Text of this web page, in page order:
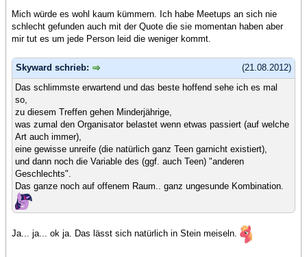
Mich würde es wohl kaum kümmern. Ich habe Meetups an sich nie
schlecht gefunden auch mit der Quote die sie momentan haben aber
mir tut es um jede Person leid die weniger kommt.
(21.08.2012)
Skyward schrieb:
Das schlimmste erwartend und das beste hoffend sehe ich es mal
so,
zu diesem Treffen gehen Minderjährige,
was zumal den Organisator belastet wenn etwas passiert (auf welche
Art auch immer),
eine gewisse unreife (die natürlich ganz Teen garnicht existiert),
und dann noch die Variable des (ggf. auch Teen) "anderen
Geschlechts".
Das ganze noch auf offenem Raum.. ganz ungesunde Kombination.
Ja... ja... ok ja. Das lässt sich natürlich in Stein meiseln.